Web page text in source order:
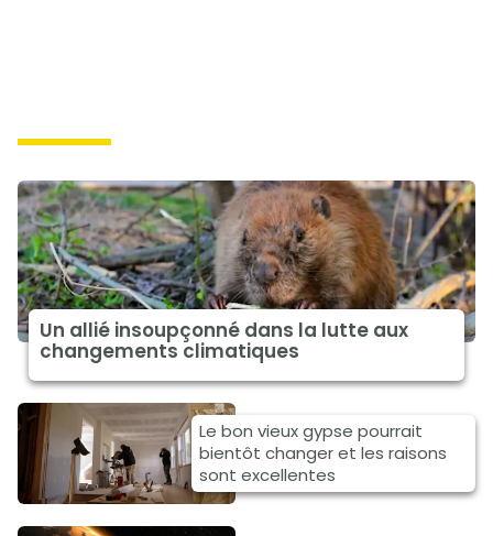
Un allié insoupçonné dans la lutte aux
changements climatiques
Le bon vieux gypse pourrait
bientôt changer et les raisons
sont excellentes